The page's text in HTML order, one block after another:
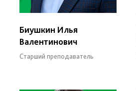
Биушкин Илья
Валентинович
Старший преподаватель